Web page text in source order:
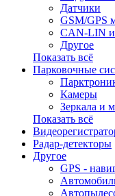
Датчики
GSM/GPS
CAN-LIN
Другое
Показать всё
Парковочные
Камеры
Зеркала и
Показать всё
Радар-детекторы
Другое
GPS -